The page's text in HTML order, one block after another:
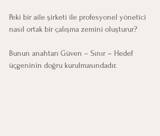
Peki bir aile şirketi ile profesyonel yönetici
nasıl ortak bir çalışma zemini oluşturur?
Bunun anahtarı Güven – Sınır – Hedef
üçgeninin doğru kurulmasındadır.